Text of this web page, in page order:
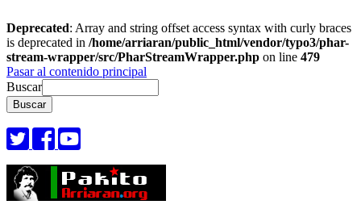
Deprecated: Array and string offset access syntax with curly braces
is deprecated in /home/arriaran/public_html/vendor/typo3/phar-
stream-wrapper/src/PharStreamWrapper.php on line 479
Pasar al contenido principal
Buscar